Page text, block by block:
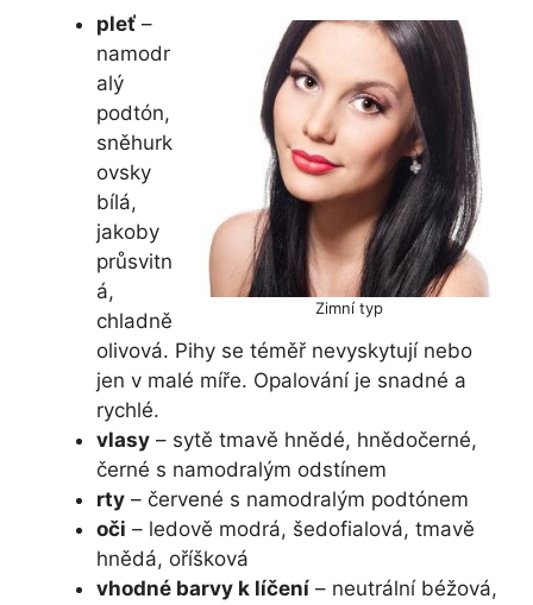
Zimní typ
pleť –
namodr
alý
podtón,
sněhurk
ovsky
bílá,
jakoby
průsvitn
á,
chladně
olivová. Pihy se téměř nevyskytují nebo
jen v malé míře. Opalování je snadné a
rychlé.
vlasy – sytě tmavě hnědé, hnědočerné,
černé s namodralým odstínem
rty – červené s namodralým podtónem
oči – ledově modrá, šedofialová, tmavě
hnědá, oříšková
vhodné barvy k líčení – neutrální béžová,